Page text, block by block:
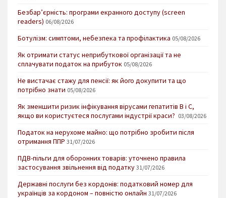
Безбар’єрність: програми екранного доступу (screen
readers) 06/08/2026
Ботулізм: симптоми, небезпека та профілактика 05/08/2026
Як отримати статус неприбуткової організації та не
сплачувати податок на прибуток 05/08/2026
Не вистачає стажу для пенсії: як його докупити та що
потрібно знати 05/08/2026
Як зменшити ризик інфікування вірусами гепатитів В і С,
якщо ви користуєтеся послугами індустрії краси? 03/08/2026
Податок на нерухоме майно: що потрібно зробити після
отримання ППР 31/07/2026
ПДВ-пільги для оборонних товарів: уточнено правила
застосування звільнення від податку 31/07/2026
Державні послуги без кордонів: податковий номер для
українців за кордоном – повністю онлайн 31/07/2026